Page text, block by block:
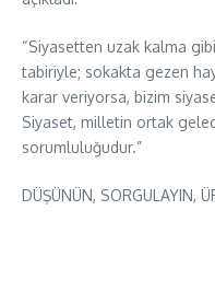
“Siyasetten uzak kalma
tabiriyle; sokakta gezen
karar veriyorsa, bizim
Siyaset, milletin ortak
sorumluluğudur.”
DÜŞÜNÜN, SORGULAYIN,